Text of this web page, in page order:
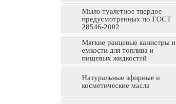
Мыло туалетное твердое
предусмотренных по ГОСТ
28546-2002
Мягкие ранцевые канистры и
емкости для топлива и
пищевых жидкостей
Натуральные эфирные и
косметические масла